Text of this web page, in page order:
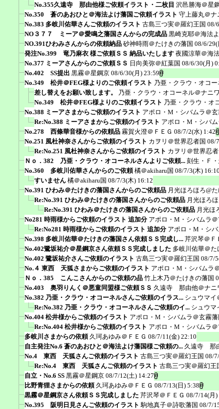
No.355久遠寺 那由他様ご依頼イラスト・二枚目 沢邑勝海＠星
No.350 蒼のあおひと＠海法よけ藩国ご依頼イラスト 守上藤丸＠ナ
No.383 多岐川佑華さんご依頼のイラスト 古島三つ実＠羅幻王国 08/
NO３７７ ミーア＠愛鳴之藩国さんからの完成品 黒崎克耶＠海法
NO.391ひわみさんからの依頼納品 砂神時雨＠たけきの藩国 08/6/29(
発注No.399 竜乃麻衣 様ご依頼ＳＳ 納品いたします 夜國涼華＠海
No.377 ミーアさんからのご依頼ＳＳ 日向美弥＠紅葉国 08/6/30(月)
No.402 SS提出 黒霧＠星鋼京 08/6/30(月) 23:59
No.349 松井＠FEG様よりのご依頼イラスト 乃亜・クラウ・オコ
差し替えをお願い致します。
乃亜・クラウ・オコーネル＠ナニ
No.349 松井＠FEG様よりのご依頼イラスト 乃亜・クラウ・オ
No.388 ミーアさまからご依頼のイラスト アポロ・M・シバムラ＠
Re:No.388 ミーアさまからご依頼のイラスト アポロ・M・シバ
No.278 西條華音様からの依頼品 霧賀火澄＠ＦＥＧ 08/7/2(水) 1:42
No.251 風杜神奈さんからご依頼のイラスト カヲリ＠世界忍者国 08/
Re:No.251 風杜神奈さんからご依頼のイラスト カヲリ＠世界忍
Ｎｏ．382 乃亜・クラウ・オコーネルさんよりご依頼... 刻生・Ｆ
No.360 多岐川佑華さんからのご依頼 橘＠akiharu国 08/7/3(木)
すいません 橘＠akiharu国 08/7/3(木) 16:12
No.391 ひわみ＠たけきの藩国さんからのご依頼品 月光ほろほろ@
Re:No.391 ひわみ＠たけきの藩国さんからのご依頼品 月光ほろ
Re:No.391 ひわみ＠たけきの藩国さんからのご依頼品 月光ほ
No281 時雨様からご依頼のイラスト 追加分 アポロ・M・シバムラ
Re:No281 時雨様からご依頼のイラスト 追加分 アポロ・M・シ
No.398 多岐川佑華＠たけきの藩国さん依頼ＳＳ完成し... 芹沢琴＠Ｆ
No.402鷺坂祐介＠星鋼京さん依頼ＳＳ完成しました 多岐川佑華＠
No.402 鷺坂祐介さんご依頼のイラスト 古島三つ実＠羅幻王国 08/7/
No.４ 東西 天狐さまからご依頼のイラスト アポロ・M・シバムラ
Ｎｏ．385 こんこさんからのご依頼の品 竹上木乃＠たけきの藩国
No.403 奥羽りんく＠悪童同盟様ご依頼ＳＳ 久遠寺 那由他＠ナニ
No.382 乃亜・クラウ・オコーネルさんご依頼のイラス... シュウマイ
Re:No.382 乃亜・クラウ・オコーネルさんご依頼のイ... シュウマ
No.404 松井様からご依頼のイラスト アポロ・M・シバムラ＠玄霧
Re:No.404 松井様からご依頼のイラスト アポロ・M・シバムラ
多岐川さまからの依頼 久珂あゆみ＠ＦＥＧ 08/7/11(金) 22:10
自主発注No.6 蒼のあおひと＠海法よけ藩国様ご依頼の... 久遠寺 那
No.4 東西 天狐さんご依頼のイラスト 古島三つ実＠羅幻王国 08/
Re:No.4 東西 天狐さんご依頼のイラスト 古島三つ実＠羅幻王
自立・No.6 SS 黒霧＠星鋼京 08/7/12(土) 14:27
比野青狸さまからの依頼 久珂あゆみ＠ＦＥＧ 08/7/13(日) 5:38
黒霧＠星鋼京さん依頼ＳＳ完成しました 芹沢琴＠ＦＥＧ 08/7/14(月)
No.395 阪明日見さんご依頼のイラスト 駒地真子＠詩歌藩国 08/7/